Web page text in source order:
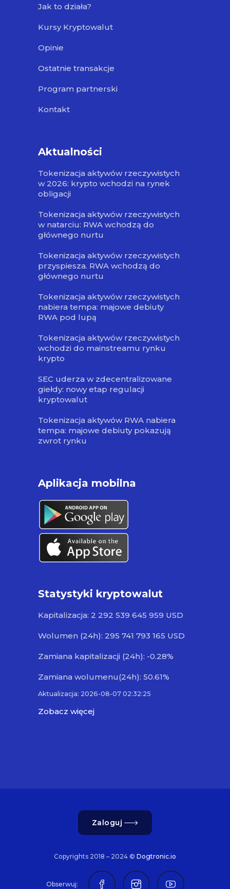
Jak to działa?
Kursy Kryptowalut
Opinie
Ostatnie transakcje
Program partnerski
Kontakt
Aktualności
Tokenizacja aktywów rzeczywistych
w 2026: krypto wchodzi na rynek
obligacji
Tokenizacja aktywów rzeczywistych
w natarciu: RWA wchodzą do
głównego nurtu
Tokenizacja aktywów rzeczywistych
przyspiesza. RWA wchodzą do
głównego nurtu
Tokenizacja aktywów rzeczywistych
nabiera tempa: majowe debiuty
RWA pod lupą
Tokenizacja aktywów rzeczywistych
wchodzi do mainstreamu rynku
krypto
SEC uderza w zdecentralizowane
giełdy: nowy etap regulacji
kryptowalut
Tokenizacja aktywów RWA nabiera
tempa: majowe debiuty pokazują
zwrot rynku
Aplikacja mobilna
Statystyki kryptowalut
Kapitalizacja: 2 292 539 645 959 USD
Wolumen (24h): 295 741 793 165 USD
Zamiana kapitalizacji (24h): -0.28%
Zamiana wolumenu(24h): 50.61%
Aktualizacja: 2026-08-07 02:32:25
Zobacz więcej
Zaloguj
Copyrights 2018 – 2024 © Dogtronic.io
Obserwuj: